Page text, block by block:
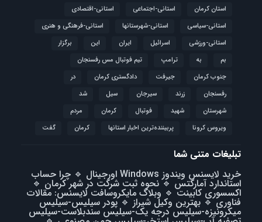
استان کرمان
استانی-اجتماعی
استانی-اقتصادی
استانی-سیاسی
استانی-شهرستانها
استانی-فرهنگی و هنری
استانی-ورزشی
اسرائیل ایران این
برگزار
بم
به ترامپ
تیم فوتبال مس رفسنجان
جنوب کرمان
جیرفت دادگستری کرمان
در
رفسنجان
زرند سیرجان سیل
شد
شهرستان
شهید فوتبال كرمان
مردم
ویروس کرونا
پربیننده‌ترین اخبار استانها کرمان گفت
تبلیغات متنی شما
خرید لایسنس ویندوز Windows اورجینال
🔹 چرا حساب
استاندارد آمارکتس 🔹نحوه ثبت شرکت در شهر کرمان 🔹
اکسسوری کابینت 🔹 وبلاگ مایکروسافت لایسنس: مقالات
فناوری🔹 بهترین وکیل شیراز 🔹پودر سیلیس-سیلیس
میکرونیزه-سیلیس درجه یک-سیلیس سندبلاست-سیلیس